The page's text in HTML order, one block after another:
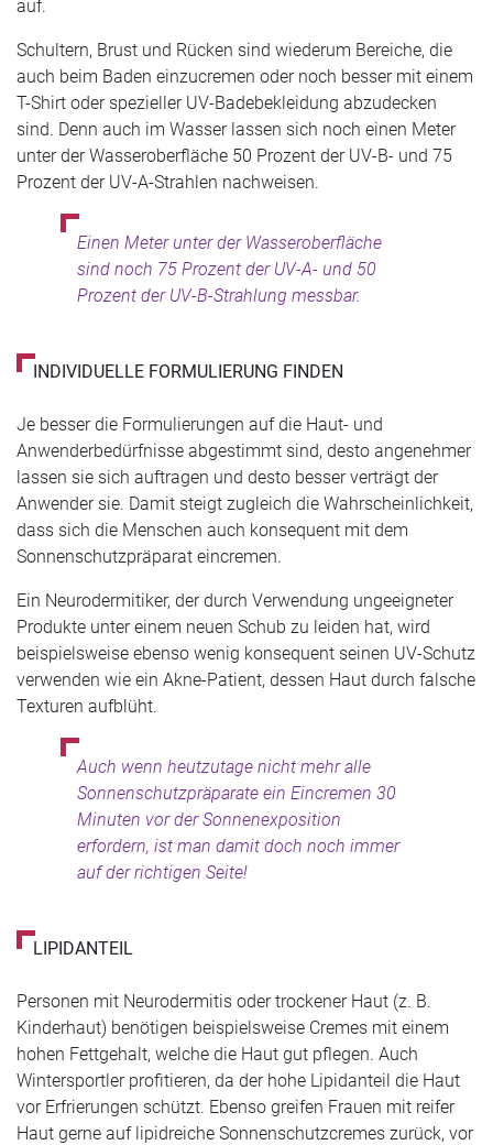
auf.
Schultern, Brust und Rücken sind wiederum Bereiche, die
auch beim Baden einzucremen oder noch besser mit einem
T-Shirt oder spezieller UV-Badebekleidung abzudecken
sind. Denn auch im Wasser lassen sich noch einen Meter
unter der Wasseroberfläche 50 Prozent der UV-B- und 75
Prozent der UV-A-Strahlen nachweisen.
Einen Meter unter der Wasseroberfläche
sind noch 75 Prozent der UV-A- und 50
Prozent der UV-B-Strahlung messbar.
INDIVIDUELLE FORMULIERUNG FINDEN
Je besser die Formulierungen auf die Haut- und
Anwenderbedürfnisse abgestimmt sind, desto angenehmer
lassen sie sich auftragen und desto besser verträgt der
Anwender sie. Damit steigt zugleich die Wahrscheinlichkeit,
dass sich die Menschen auch konsequent mit dem
Sonnenschutzpräparat eincremen.
Ein Neurodermitiker, der durch Verwendung ungeeigneter
Produkte unter einem neuen Schub zu leiden hat, wird
beispielsweise ebenso wenig konsequent seinen UV-Schutz
verwenden wie ein Akne-Patient, dessen Haut durch falsche
Texturen aufblüht.
Auch wenn heutzutage nicht mehr alle
Sonnenschutzpräparate ein Eincremen 30
Minuten vor der Sonnenexposition
erfordern, ist man damit doch noch immer
auf der richtigen Seite!
LIPIDANTEIL
Personen mit Neurodermitis oder trockener Haut (z. B.
Kinderhaut) benötigen beispielsweise Cremes mit einem
hohen Fettgehalt, welche die Haut gut pflegen. Auch
Wintersportler profitieren, da der hohe Lipidanteil die Haut
vor Erfrierungen schützt. Ebenso greifen Frauen mit reifer
Haut gerne auf lipidreiche Sonnenschutzcremes zurück, vor